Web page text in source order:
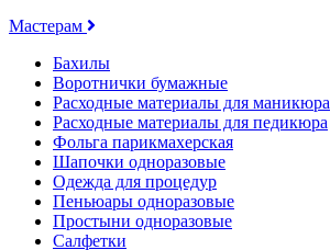
Мастерам
Бахилы
Воротнички бумажные
Расходные материалы для маникюра
Расходные материалы для педикюра
Фольга парикмахерская
Шапочки одноразовые
Одежда для процедур
Пеньюары одноразовые
Простыни одноразовые
Салфетки